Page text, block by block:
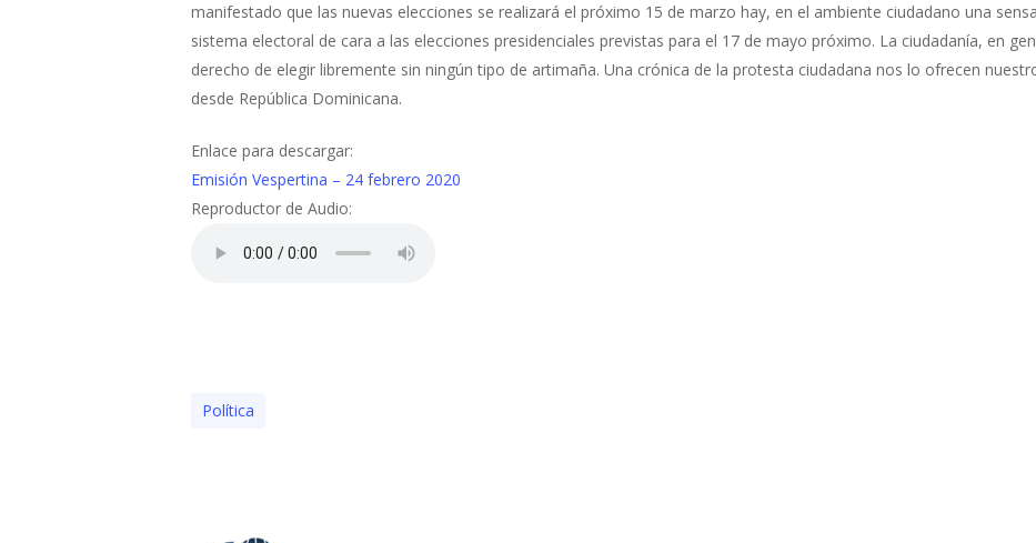
manifestado que las nuevas elecciones se realizará el próximo 15 de marzo hay, en el ambiente ciudadano una
sistema electoral de cara a las elecciones presidenciales previstas para el 17 de mayo próximo. La ciudadanía, en
derecho de elegir libremente sin ningún tipo de artimaña. Una crónica de la protesta ciudadana nos lo ofrecen
desde República Dominicana.
Enlace para descargar:
Emisión Vespertina – 24 febrero 2020
Reproductor de Audio:
Polí­tica